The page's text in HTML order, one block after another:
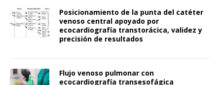
Posicionamiento de la punta del catéter
venoso central apoyado por
ecocardiografía transtorácica, validez y
precisión de resultados
Flujo venoso pulmonar con
ecocardiografía transesofágica